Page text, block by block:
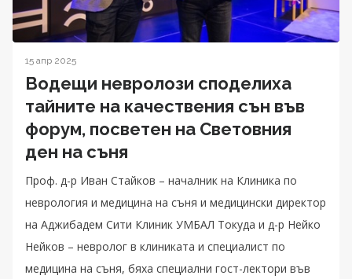
15 апр 2025
Водещи невролози споделиха
тайните на качествения сън във
форум, посветен на Световния
ден на съня
Проф. д-р Иван Стайков – началник на Клиника по
неврология и медицина на съня и медицински директор
на Аджибадем Сити Клиник УМБАЛ Токуда и д-р Нейко
Нейков – невролог в клиниката и специалист по
медицина на съня, бяха специални гост-лектори във